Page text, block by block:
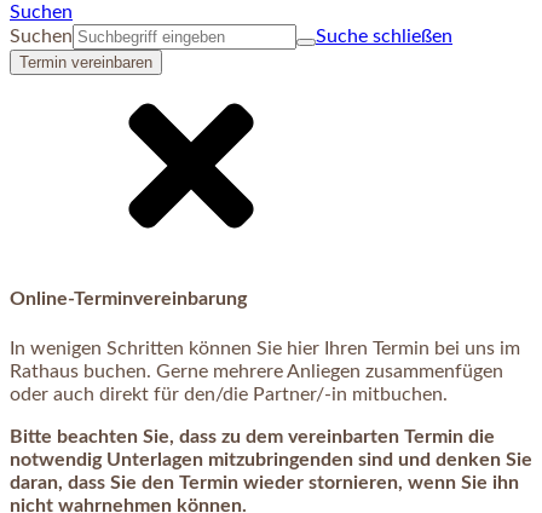
Suchen
Suchen
Suche schließen
Termin vereinbaren
Online-Terminvereinbarung
In wenigen Schritten können Sie hier Ihren Termin bei uns im
Rathaus buchen. Gerne mehrere Anliegen zusammenfügen
oder auch direkt für den/die Partner/-in mitbuchen.
Bitte beachten Sie, dass zu dem vereinbarten Termin die
notwendig Unterlagen mitzubringenden sind und denken Sie
daran, dass Sie den Termin wieder stornieren, wenn Sie ihn
nicht wahrnehmen können.